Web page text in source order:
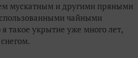
мускатным и другими пряными
чайными
такое укрытие уже много лет,